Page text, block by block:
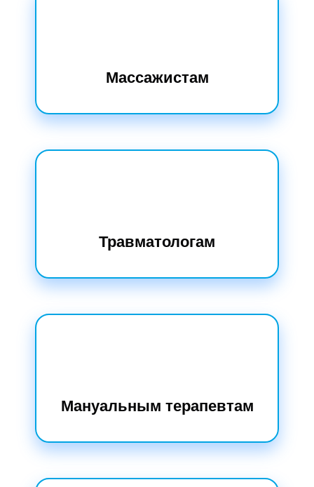
Массажистам
Травматологам
Мануальным терапевтам